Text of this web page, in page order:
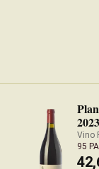
2023
Vino
95